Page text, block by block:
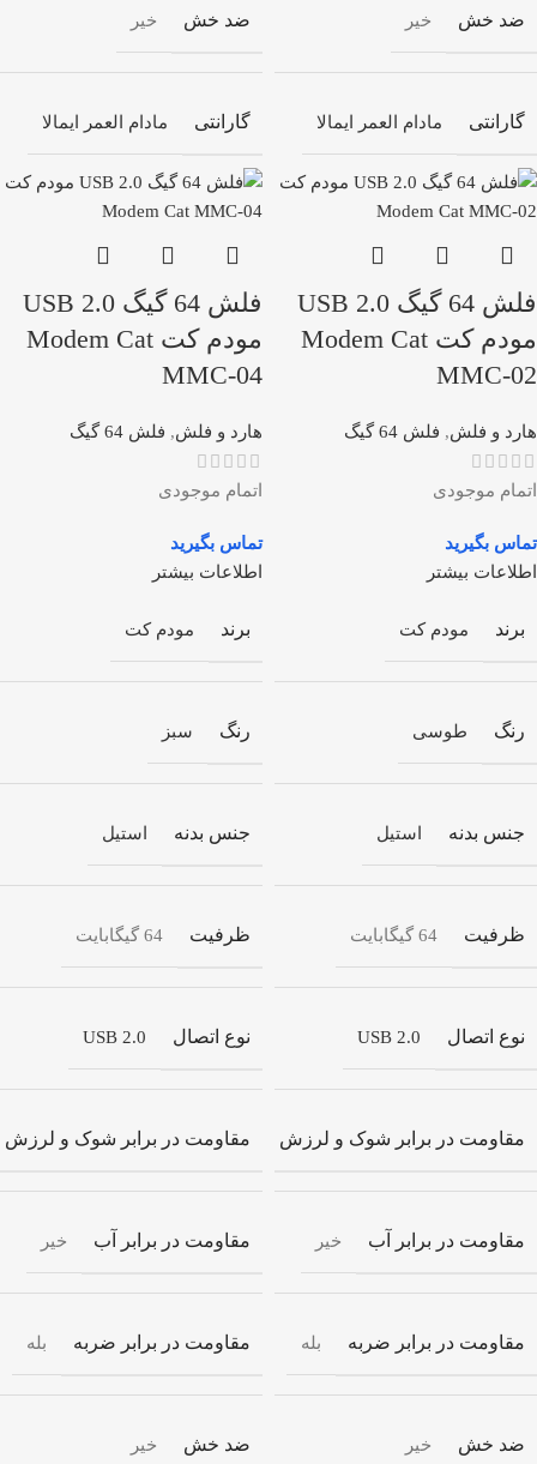
ضد خش خیر
گارانتی مادام العمر ایمالا
ضد خش خیر
گارانتی مادام العمر ایمالا
فلش 64 گیگ USB 2.0
مودم کت Modem Cat
MMC-02
هارد و فلش, فلش 64 گیگ
اتمام موجودی
اطلاعات بیشتر
برند مودم کت
رنگ طوسی
جنس بدنه استیل
ظرفیت 64 گیگابایت
نوع اتصال USB 2.0
مقاومت در برابر شوک و لرزش بله
مقاومت در برابر آب خیر
مقاومت در برابر ضربه بله
ضد خش خیر
فلش 64 گیگ USB 2.0
مودم کت Modem Cat
MMC-04
هارد و فلش, فلش 64 گیگ
اتمام موجودی
اطلاعات بیشتر
برند مودم کت
رنگ سبز
جنس بدنه استیل
ظرفیت 64 گیگابایت
نوع اتصال USB 2.0
مقاومت در برابر شوک و لرزش
مقاومت در برابر آب خیر
مقاومت در برابر ضربه بله
ضد خش خیر